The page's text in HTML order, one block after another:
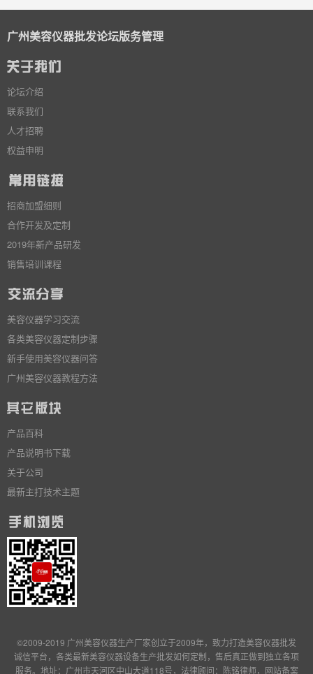
广州美容仪器批发论坛版务管理
论坛介绍
联系我们
人才招聘
权益申明
招商加盟细则
合作开发及定制
2019年新产品研发
销售培训课程
美容仪器学习交流
各类美容仪器定制步骤
新手使用美容仪器问答
广州美容仪器教程方法
产品百科
产品说明书下载
关于公司
最新主打技术主题
©2009-2019 广州美容仪器生产厂家创立于2009年，致力打造美容仪器批发
诚信平台，各类最新美容仪器设备生产批发如何定制，售后真正做到独立各项
服务。地址：广州市天河区中山大道118号，法律顾问：陈铭律师，网站备案